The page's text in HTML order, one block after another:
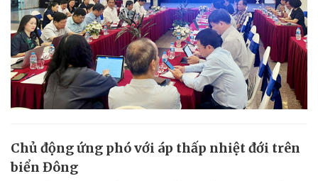
Chủ động ứng phó với áp thấp nhiệt đới trên
biển Đông